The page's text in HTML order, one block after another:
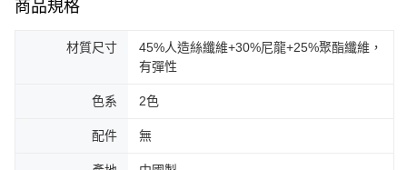
商品規格
材質尺寸
45%人造絲纖維+30%尼龍+25%聚酯纖維，
有彈性
色系 2色
配件 無